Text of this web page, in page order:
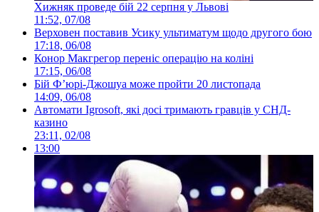
Хижняк проведе бій 22 серпня у Львові
11:52, 07/08
Верховен поставив Усику ультиматум щодо другого бою
17:18, 06/08
Конор Макгрегор переніс операцію на коліні
17:15, 06/08
Бій Ф’юрі-Джошуа може пройти 20 листопада
14:09, 06/08
Автомати Igrosoft, які досі тримають гравців у СНД-
казино
23:11, 02/08
13:00